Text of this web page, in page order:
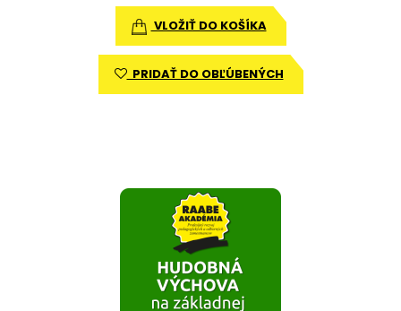
VLOŽIŤ DO KOŠÍKA
PRIDAŤ DO OBĽÚBENÝCH